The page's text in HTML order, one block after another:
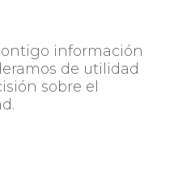
información
de utilidad
sobre el